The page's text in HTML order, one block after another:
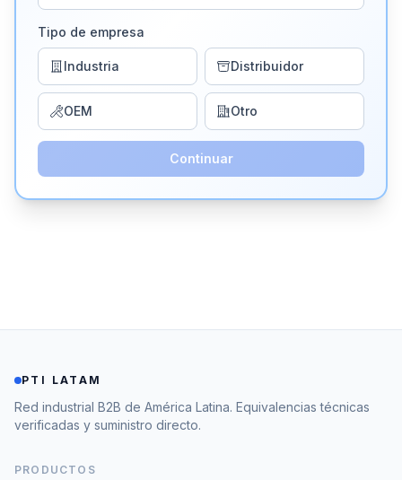
Tipo de empresa
Industria Distribuidor
OEM Otro
Continuar
PTI LATAM
Red industrial B2B de América Latina. Equivalencias técnicas
verificadas y suministro directo.
PRODUCTOS